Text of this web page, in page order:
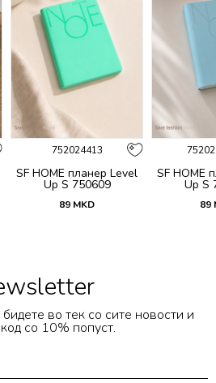
752024413
SF HOME планер Level
Up S 750609
89 MKD
SF HOME
Up S
89
во тек со сите новости и
со 10% попуст.